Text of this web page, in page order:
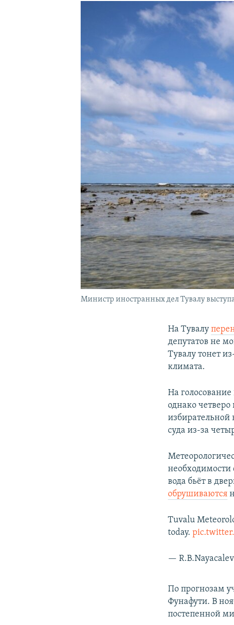
Министр иностранных дел Тувалу
На Тувалу
депутатов не
Тувалу тонет
климата.
На
однако четверо
суда из-за
необходимости
вода бьёт в
обрушиваются
Tuvalu
today.
—
По прогнозам
Фунафути. В
постепенной